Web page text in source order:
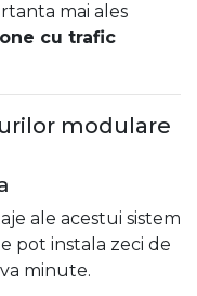
mai ales
cu trafic
modulare
ale acestui sistem
pot instala zeci de
minute.